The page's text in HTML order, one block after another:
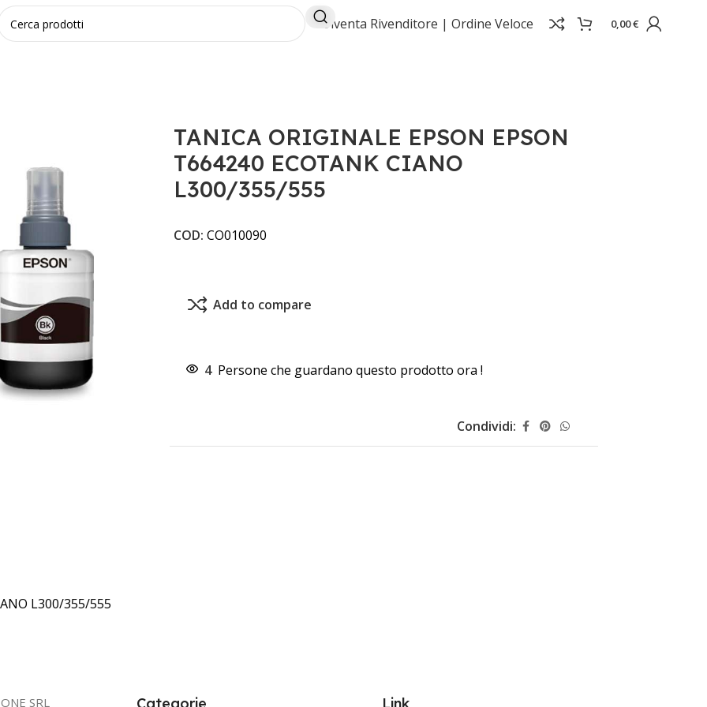
Diventa Rivenditore | Ordine Veloce 0,00€
EPSON EPSON T664240 ECOTANK CIANO L300/355/555
TANICA ORIGINALE EPSON EPSON
T664240 ECOTANK CIANO
L300/355/555
COD: CO010090
Add to compare
4 Persone che guardano questo prodotto ora !
Condividi:
L300/355/555
SRL Categorie Link